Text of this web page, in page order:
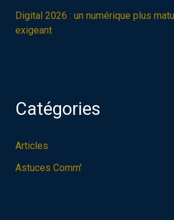
Digital 2026 : un numérique plus
exigeant
Catégories
Articles
Astuces Comm'